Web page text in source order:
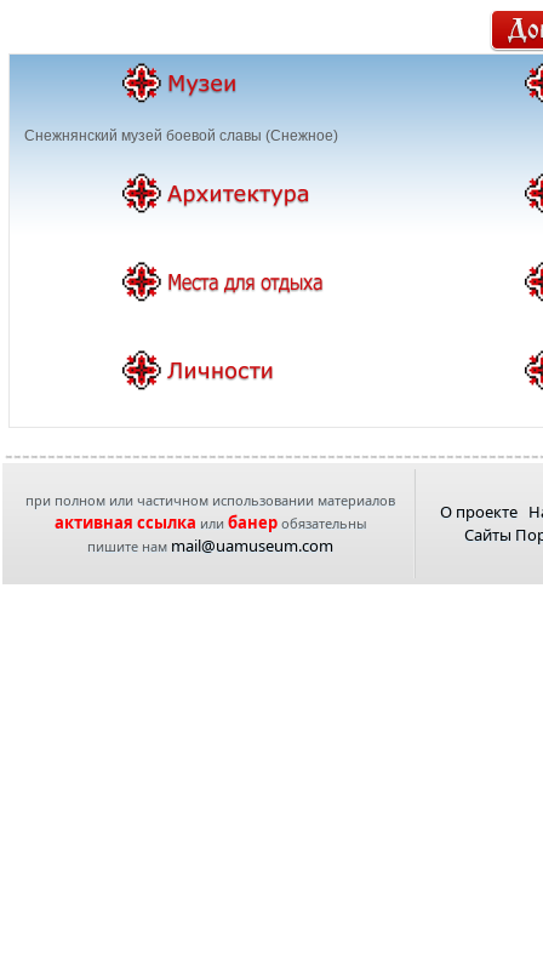
Снежнянский музей боевой славы (Снежное)
при полном или частичном использовании материалов
активная ссылка или банеробязательны
пишите нам mail@uamuseum.com
О проекте
Сайты